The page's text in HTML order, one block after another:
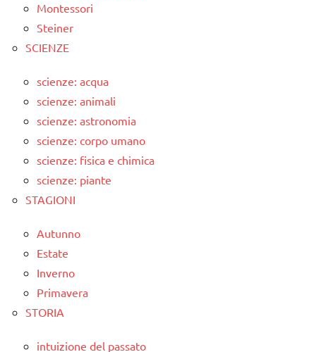
Montessori
Steiner
SCIENZE
scienze: acqua
scienze: animali
scienze: astronomia
scienze: corpo umano
scienze: fisica e chimica
scienze: piante
STAGIONI
Autunno
Estate
Inverno
Primavera
STORIA
intuizione del passato